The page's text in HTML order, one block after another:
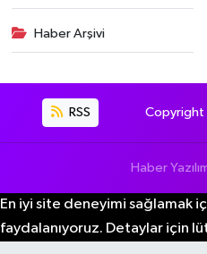
Haber Arşivi
RSS Copyright
Haber
En iyi site deneyimi sağlamak
faydalanıyoruz. Detaylar için